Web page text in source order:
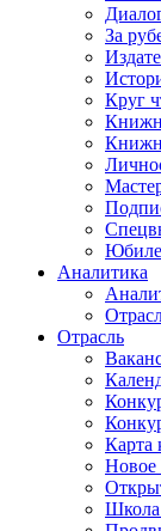
За
Круг
Аналитика
Отрасль
Карта
Школа